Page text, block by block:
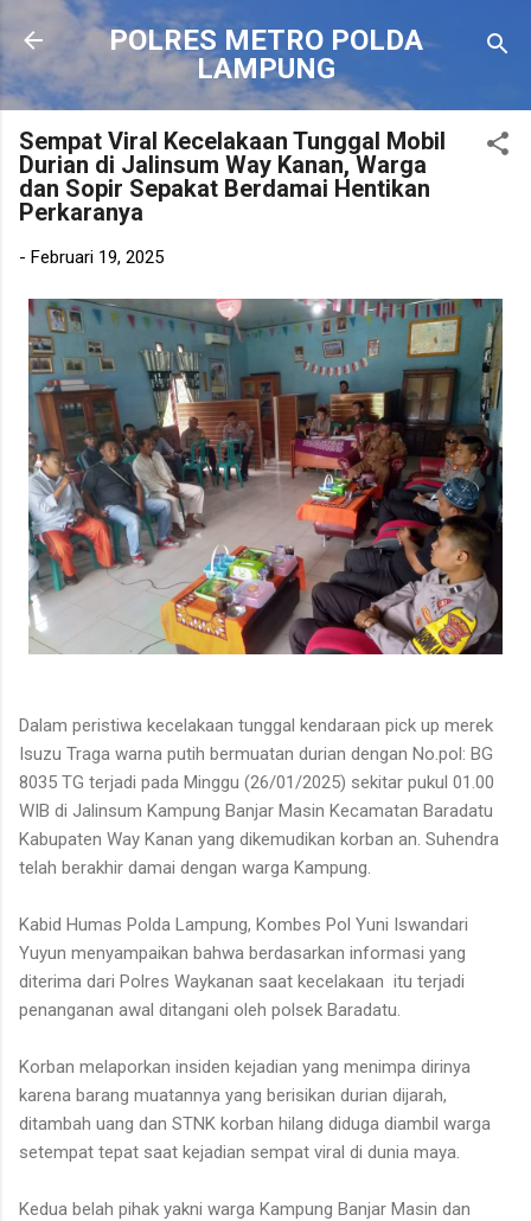
Langsung ke konten utama
POLRES METRO POLDA
LAMPUNG
Sempat Viral Kecelakaan Tunggal Mobil
Durian di Jalinsum Way Kanan, Warga
dan Sopir Sepakat Berdamai Hentikan
Perkaranya
- Februari 19, 2025
Dalam peristiwa kecelakaan tunggal kendaraan pick up merek
Isuzu Traga warna putih bermuatan durian dengan No.pol: BG
8035 TG terjadi pada Minggu (26/01/2025) sekitar pukul 01.00
WIB di Jalinsum Kampung Banjar Masin Kecamatan Baradatu
Kabupaten Way Kanan yang dikemudikan korban an. Suhendra
telah berakhir damai dengan warga Kampung.
Kabid Humas Polda Lampung, Kombes Pol Yuni Iswandari
Yuyun menyampaikan bahwa berdasarkan informasi yang
diterima dari Polres Waykanan saat kecelakaan itu terjadi
penanganan awal ditangani oleh polsek Baradatu.
Korban melaporkan insiden kejadian yang menimpa dirinya
karena barang muatannya yang berisikan durian dijarah,
ditambah uang dan STNK korban hilang diduga diambil warga
setempat tepat saat kejadian sempat viral di dunia maya.
Kedua belah pihak yakni warga Kampung Banjar Masin dan